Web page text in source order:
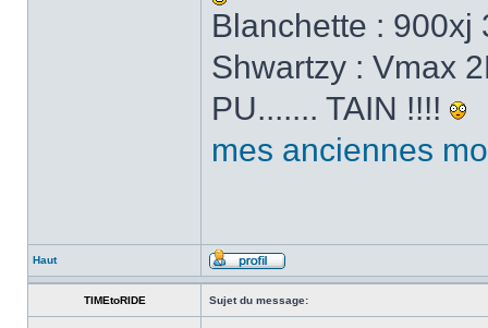
Blanchette :
Shwartzy : Vmax
PU....... TAIN !!!!
mes anciennes
Haut
TIMEtoRIDE Sujet du message: